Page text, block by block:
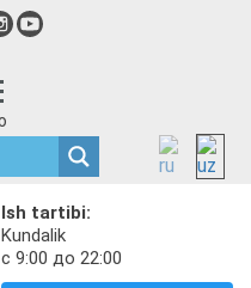
Ish tartibi:
Kundalik
с 9:00 до 22:00